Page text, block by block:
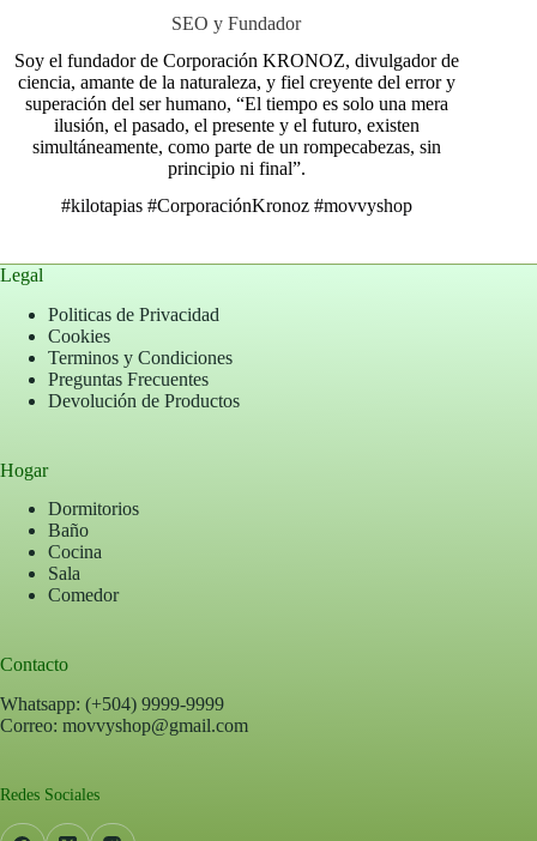
SEO y Fundador
Soy el fundador de Corporación KRONOZ, divulgador de
ciencia, amante de la naturaleza, y fiel creyente del error y
superación del ser humano, “El tiempo es solo una mera
ilusión, el pasado, el presente y el futuro, existen
simultáneamente, como parte de un rompecabezas, sin
principio ni final”.
#kilotapias #CorporaciónKronoz #movvyshop
Legal
Politicas de Privacidad
Cookies
Terminos y Condiciones
Preguntas Frecuentes
Devolución de Productos
Hogar
Dormitorios
Baño
Cocina
Sala
Comedor
Contacto
Whatsapp: (+504) 9999-9999
Correo: movvyshop@gmail.com
Redes Sociales